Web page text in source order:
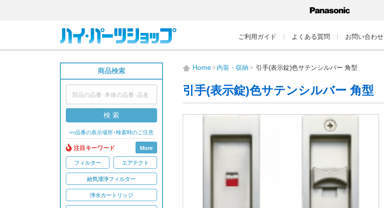
ご利用ガイド よくある質問 お問い合わせ
商品検索
検 索
>>品番の表示場所･検索時のご注意
注目キーワード More
フィルター エアテクト
給気清浄フィルター
浄水カートリッジ
Home 内装・収納 引手(表示錠)色サテンシルバー 角型
引手(表示錠)色サテンシルバー 角型